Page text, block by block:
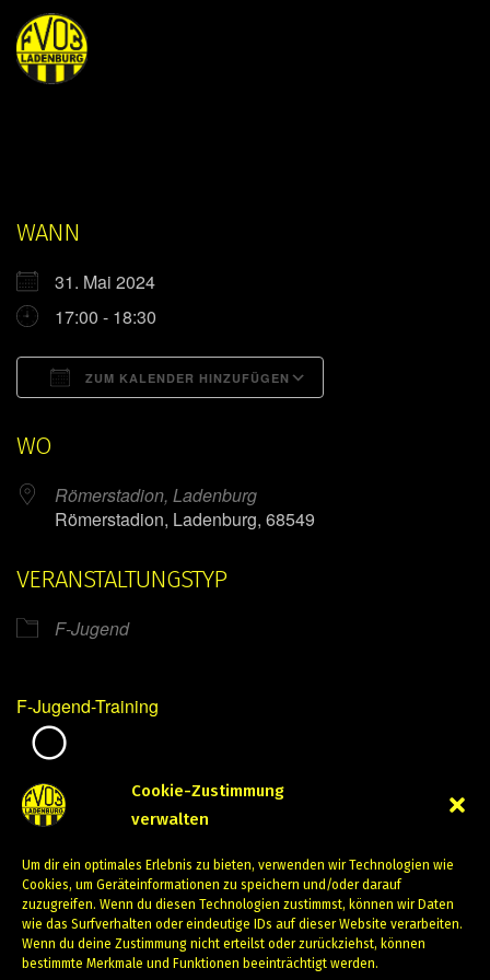
Cookie-Zustimmung
verwalten
Um dir ein optimales Erlebnis zu bieten, verwenden wir Technologien wie
Cookies, um Geräteinformationen zu speichern und/oder darauf
zuzugreifen. Wenn du diesen Technologien zustimmst, können wir Daten
wie das Surfverhalten oder eindeutige IDs auf dieser Website verarbeiten.
Wenn du deine Zustimmung nicht erteilst oder zurückziehst, können
bestimmte Merkmale und Funktionen beeinträchtigt werden.
WANN
31. Mai 2024
17:00 - 18:30
ZUM KALENDER HINZUFÜGEN
WO
Römerstadion, Ladenburg
Römerstadion, Ladenburg, 68549
VERANSTALTUNGSTYP
F-Jugend
F-Jugend-Training
Mai 31, 2024
PREVIOUS